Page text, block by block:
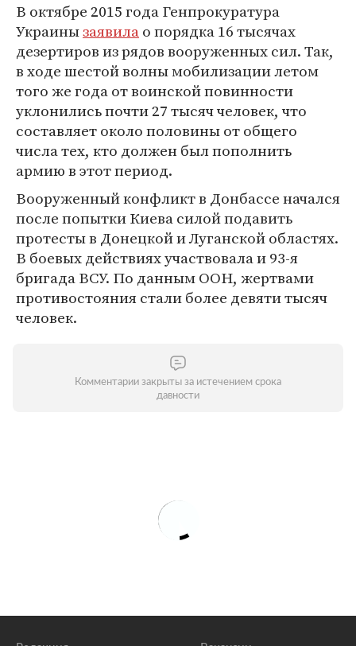
В октябре 2015 года Генпрокуратура
Украинызаявилао порядка 16 тысячах
дезертиров из рядов вооруженных сил. Так,
в ходе шестой волны мобилизации летом
того же года от воинской повинности
уклонились почти 27 тысяч человек, что
составляет около половины от общего
числа тех, кто должен был пополнить
армию в этот период.
Вооруженный конфликт в Донбассе начался
после попытки Киева силой подавить
протесты в Донецкой и Луганской областях.
В боевых действиях участвовала и 93-я
бригада ВСУ. По данным ООН, жертвами
противостояния стали более девяти тысяч
человек.
Комментарии закрыты за истечением срока
давности